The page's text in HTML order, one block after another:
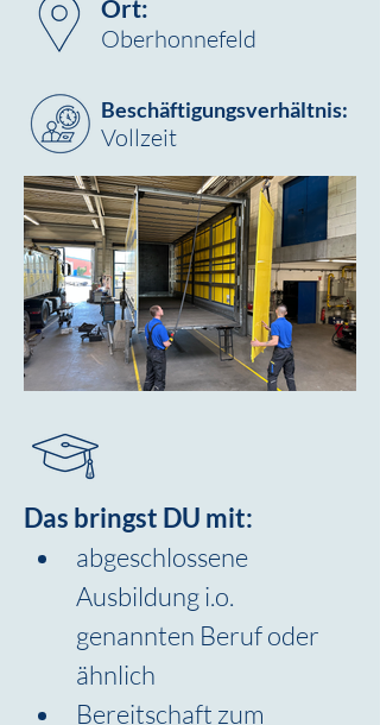
Ort:
Oberhonnefeld
Beschäftigungsverhältnis:
Vollzeit
Das bringst DU mit:
abgeschlossene
Ausbildung i.o.
genannten Beruf oder
ähnlich
Bereitschaft zum